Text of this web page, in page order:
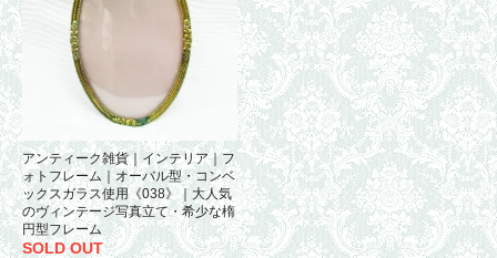
アンティーク雑貨｜インテリア｜フ
ォトフレーム｜オーバル型・コンベ
ックスガラス使用《038》｜大人気
のヴィンテージ写真立て・希少な楕
円型フレーム
SOLD OUT